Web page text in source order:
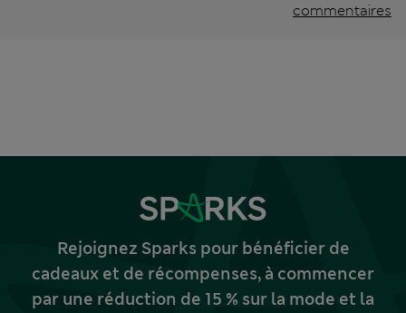
commentaires
Rejoignez Sparks pour bénéficier de
cadeaux et de récompenses, à commencer
par une réduction de 15 % sur la mode et la